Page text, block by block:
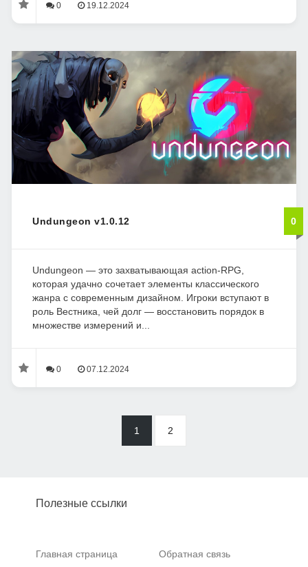
0 19.12.2024
Undungeon v1.0.12 0
Undungeon — это захватывающая action-RPG,
которая удачно сочетает элементы классического
жанра с современным дизайном. Игроки вступают в
роль Вестника, чей долг — восстановить порядок в
множестве измерений и...
0 07.12.2024
1 2
Полезные ссылки
Главная страница Обратная связь